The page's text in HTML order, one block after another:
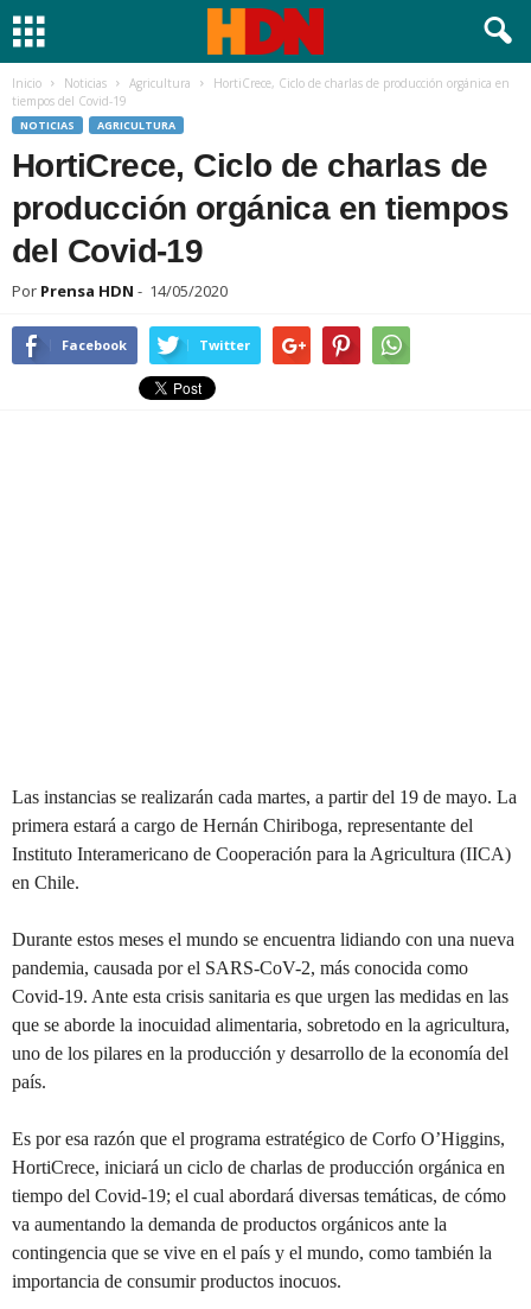
Inicio Noticias Agricultura
HortiCrece, Ciclo de charlas de producción orgánica en
tiempos del Covid-19
NOTICIAS AGRICULTURA
HortiCrece, Ciclo de charlas de
producción orgánica en tiempos
del Covid-19
Por Prensa HDN - 14/05/2020
Facebook Twitter
Las instancias se realizarán cada martes, a partir del 19 de mayo. La
primera estará a cargo de Hernán Chiriboga, representante del
Instituto Interamericano de Cooperación para la Agricultura (IICA)
en Chile.
Durante estos meses el mundo se encuentra lidiando con una nueva
pandemia, causada por el SARS-CoV-2, más conocida como
Covid-19. Ante esta crisis sanitaria es que urgen las medidas en las
que se aborde la inocuidad alimentaria, sobretodo en la agricultura,
uno de los pilares en la producción y desarrollo de la economía del
país.
Es por esa razón que el programa estratégico de Corfo O’Higgins,
HortiCrece, iniciará un ciclo de charlas de producción orgánica en
tiempo del Covid-19; el cual abordará diversas temáticas, de cómo
va aumentando la demanda de productos orgánicos ante la
contingencia que se vive en el país y el mundo, como también la
importancia de consumir productos inocuos.